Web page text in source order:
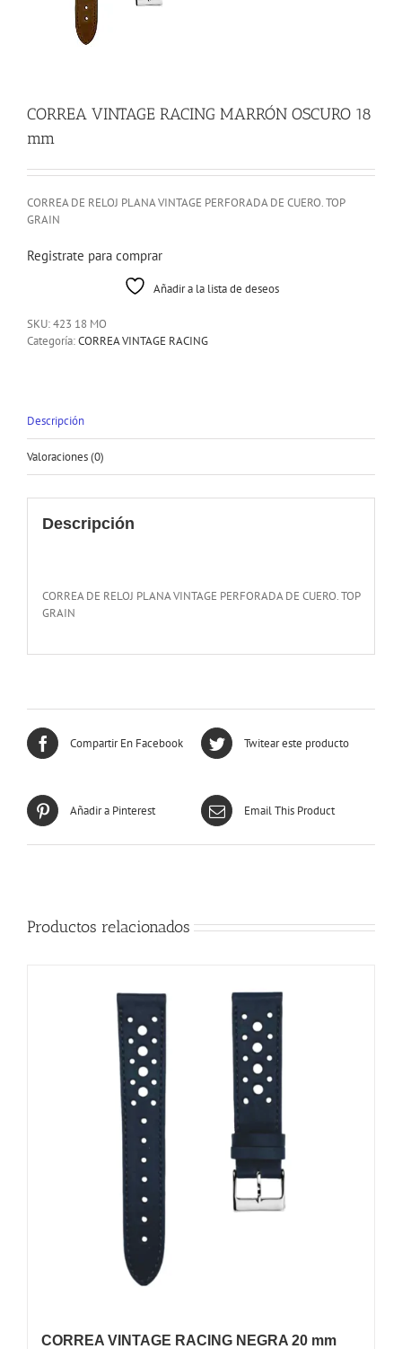
CORREA VINTAGE RACING MARRÓN OSCURO 18
mm
CORREA DE RELOJ PLANA VINTAGE PERFORADA DE CUERO. TOP
GRAIN
Registrate para comprar
Añadir a la lista de deseos
SKU:423 18 MO
Categoría:CORREA VINTAGE RACING
Descripción
Valoraciones (0)
Descripción
CORREA DE RELOJ PLANA VINTAGE PERFORADA DE CUERO. TOP
GRAIN
Compartir En Facebook Twitear este producto
Añadir a Pinterest Email This Product
Productos relacionados
CORREA VINTAGE RACING NEGRA 20 mm